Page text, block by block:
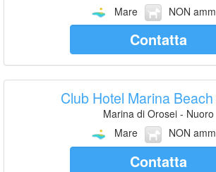
Mare
NON
Contatta
Club Hotel Marina Beach
Marina di Orosei - Nuoro
Mare
NON
Contatta